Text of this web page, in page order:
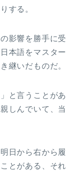
する。
影響を勝手に受
本語をマスター
継いだものだ。
と言うことがあ
しんでいて、当
日から右から履
とがある、それ